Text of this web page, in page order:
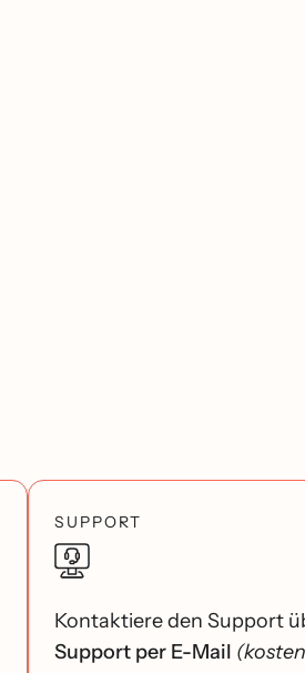
SUPPORT
Kontaktiere den Support
Support per E-Mail